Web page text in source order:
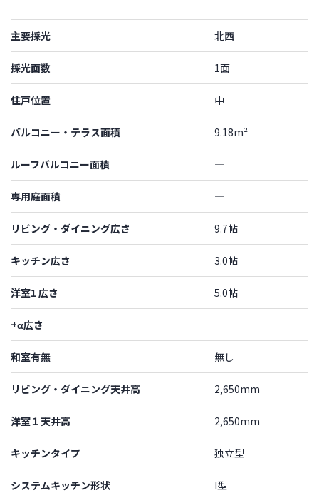
主要採光 北西
採光面数 1面
住戸位置 中
バルコニー・テラス面積 9.18m²
ルーフバルコニー面積 ―
専用庭面積 ―
リビング・ダイニング広さ 9.7帖
キッチン広さ 3.0帖
洋室1 広さ 5.0帖
+α広さ ―
和室有無 無し
リビング・ダイニング天井高 2,650mm
洋室１天井高 2,650mm
キッチンタイプ 独立型
システムキッチン形状 I型